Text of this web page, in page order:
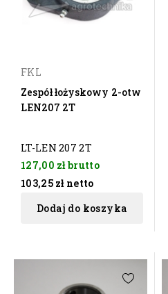
FKL
Zespół łożyskowy 2-otw
LEN207 2T
LT-LEN 207 2T
127,00 złbrutto
103,25 zł netto
Dodaj do koszyka